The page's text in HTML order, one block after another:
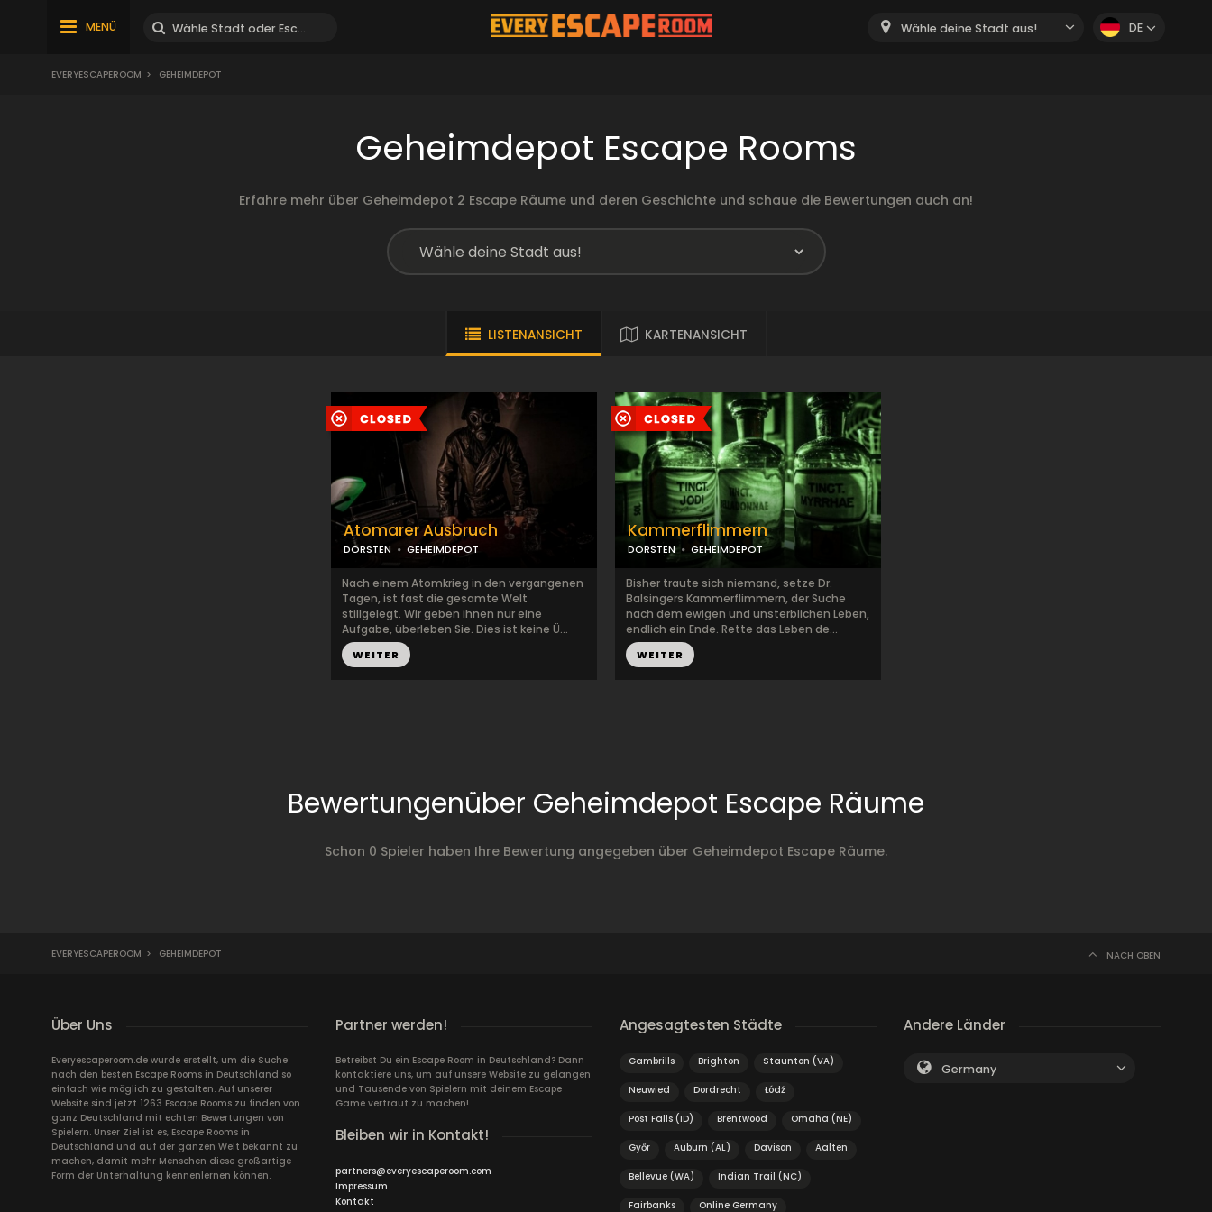
MENÜ Wähle deine Stadt aus! DE
EVERYESCAPEROOM > GEHEIMDEPOT
Geheimdepot Escape Rooms
Erfahre mehr über Geheimdepot 2 Escape Räume und deren Geschichte und schaue die Bewertungen auch an!
LISTENANSICHT KARTENANSICHT
Atomarer Ausbruch
DORSTEN GEHEIMDEPOT
Nach einem Atomkrieg in den vergangenen
Tagen, ist fast die gesamte Welt
stillgelegt. Wir geben ihnen nur eine
Aufgabe, überleben Sie. Dies ist keine Ü...
WEITER
Kammerflimmern
DORSTEN GEHEIMDEPOT
Bisher traute sich niemand, setze Dr.
Balsingers Kammerflimmern, der Suche
nach dem ewigen und unsterblichen Leben,
endlich ein Ende. Rette das Leben de...
WEITER
Bewertungenüber Geheimdepot Escape Räume
Schon 0 Spieler haben Ihre Bewertung angegeben über Geheimdepot Escape Räume.
EVERYESCAPEROOM > GEHEIMDEPOT NACH OBEN
Über Uns
Everyescaperoom.de wurde erstellt, um die Suche
nach den besten Escape Rooms in Deutschland so
einfach wie möglich zu gestalten. Auf unserer
Website sind jetzt 1263 Escape Rooms zu finden von
ganz Deutschland mit echten Bewertungen von
Spielern. Unser Ziel ist es, Escape Rooms in
Deutschland und auf der ganzen Welt bekannt zu
machen, damit mehr Menschen diese großartige
Form der Unterhaltung kennenlernen können.
Partner werden!
Betreibst Du ein Escape Room in Deutschland? Dann
kontaktiere uns, um auf unsere Website zu gelangen
und Tausende von Spielern mit deinem Escape
Game vertraut zu machen!
Bleiben wir in Kontakt!
partners@everyescaperoom.com
Impressum
Kontakt
Angesagtesten Städte
Gambrills Brighton Staunton (VA)
Neuwied Dordrecht Łódź
Post Falls (ID) Brentwood Omaha (NE)
Győr Auburn (AL) Davison Aalten
Bellevue (WA) Indian Trail (NC)
Fairbanks Online Germany
Andere Länder
Germany